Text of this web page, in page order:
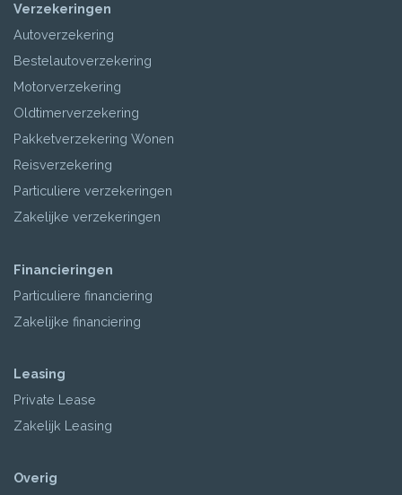
Verzekeringen
Autoverzekering
Bestelautoverzekering
Motorverzekering
Oldtimerverzekering
Pakketverzekering Wonen
Reisverzekering
Particuliere verzekeringen
Zakelijke verzekeringen
Financieringen
Particuliere financiering
Zakelijke financiering
Leasing
Private Lease
Zakelijk Leasing
Overig